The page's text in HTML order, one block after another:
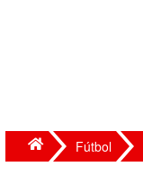
Fútbol